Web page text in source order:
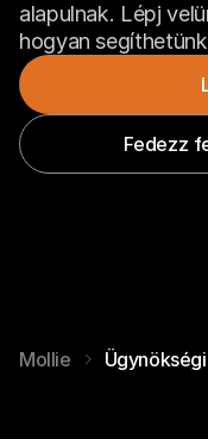
alapulnak. Lépj
hogyan
Fedezz
Mollie